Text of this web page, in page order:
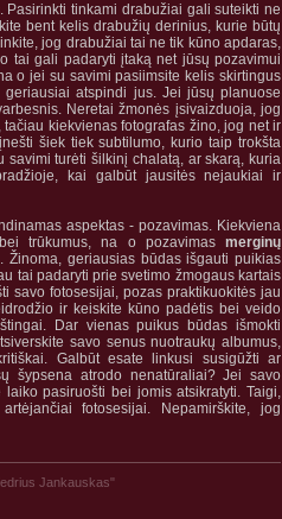
tinkami drabužiai gali suteikti ne
bent kelis drabužių derinius, kurie būtų
jog drabužiai tai ne tik kūno apdaras,
tai gali padaryti įtaką net jūsų pozavimui
o jei su savimi pasiimsite kelis skirtingus
atspindi jus. Jei jūsų planuose
Neretai žmonės įsivaizduoja, jog
kiekvienas fotografas žino, jog net ir
šiek tiek subtilumo, kurio taip trokšta
savimi turėti šilkinį chalatą, ar skarą, kuria
kai galbūt jausitės nejaukiai ir
aspektas - pozavimas. Kiekviena
trūkumus, na o pozavimas merginų
geriausias būdas išgauti puikias
tai padaryti prie svetimo žmogaus kartais
savo fotosesijai, pozas praktikuokitės jau
ir keiskite kūno padėtis bei veido
Dar vienas puikus būdas išmokti
savo senus nuotraukų albumus,
Galbūt esate linkusi susigūžti ar
šypsena atrodo nenatūraliai? Jei savo
pasiruošti bei jomis atsikratyti. Taigi,
fotosesijai. Nepamirškite, jog
Jankauskas"